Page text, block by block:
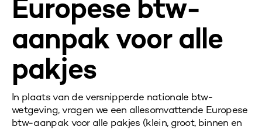
Europese btw-
aanpak voor alle
pakjes
In plaats van de versnipperde nationale btw-
wetgeving, vragen we een allesomvattende Europese
btw-aanpak voor alle pakjes (klein, groot, binnen en